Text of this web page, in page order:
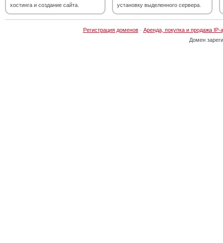
хостинга и создание сайта.
установку выделенного сервера.
Регистрация доменов· Аренда, покупка и продажа IP-
Домен